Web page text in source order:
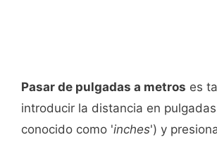
Pasar de pulgadas a metros es
introducir la distancia en
conocido como 'inches') y